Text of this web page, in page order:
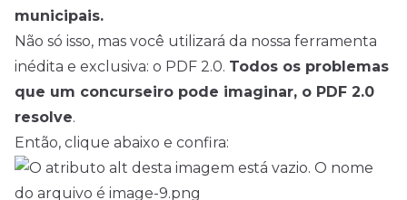
municipais.
Não só isso, mas você utilizará da nossa ferramenta
inédita e exclusiva: o PDF 2.0. Todos os problemas
que um concurseiro pode imaginar, o PDF 2.0
resolve.
Então, clique abaixo e confira: